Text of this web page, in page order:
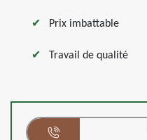
Prix imbattable
Travail de qualité